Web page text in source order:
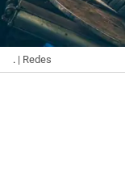
. | Redes